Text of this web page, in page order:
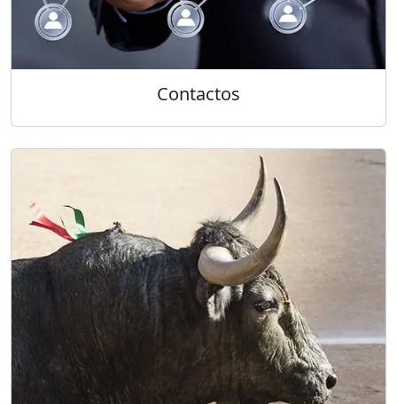
Contactos